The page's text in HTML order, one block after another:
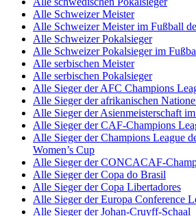
Alle Schweizer Meister
Alle Schweizer Meister im Fußball
Alle Schweizer Pokalsieger
Alle Schweizer Pokalsieger im
Alle serbischen Meister
Alle serbischen Pokalsieger
Alle Sieger der AFC Champions
Alle Sieger der afrikanischen
Alle Sieger der Asienmeisterschaft
Alle Sieger der CAF-Champions
Alle Sieger der Champions League
Women’s Cup
Alle Sieger der CONCACAF-
Alle Sieger der Copa do Brasil
Alle Sieger der Copa Libertadores
Alle Sieger der Europa Conference
Alle Sieger der Johan-Cruyff-Schaal